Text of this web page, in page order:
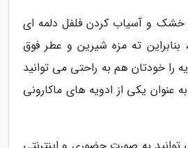
خشک و آسیاب کردن فلفل دلمه ای
ته مزه شیرین و عطر فوق
را خودتان هم به راحتی می توانید
عنوان یکی از ادویه های ماکارونی